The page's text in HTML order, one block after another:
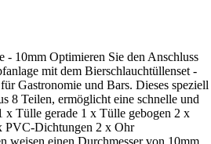
- 10mm Optimieren Sie den Anschluss
mit dem Bierschlauchtüllenset -
Gastronomie und Bars. Dieses speziell
8 Teilen, ermöglicht eine schnelle und
x Tülle gerade 1 x Tülle gebogen 2 x
PVC-Dichtungen 2 x Ohr
weisen einen Durchmesser von 10mm